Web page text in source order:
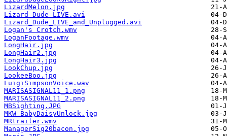
LizardMelon.jpg
Lizard_Dude_LIVE.avi
Lizard_Dude_LIVE_and_Unplugged.avi
Logan's Crotch.wmv
LoganFootage.wmv
LongHair.jpg
LongHair2.jpg
LongHair3.jpg
LookChup.jpg
LookeeBoo.jpg
LuigiSimpsonVoice.wav
MARISASIGNAL11_1.png
MARISASIGNAL11_2.png
MBSighting.JPG
MKW_BabyDaisyUnlock.jpg
MRtrailer.wmv
ManagerSig20bacon.jpg